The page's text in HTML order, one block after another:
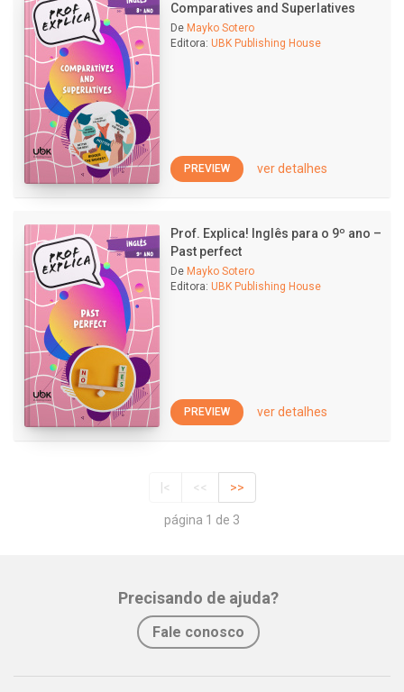
Comparatives and Superlatives
De Mayko Sotero
Editora: UBK Publishing House
PREVIEW ver detalhes
Prof. Explica! Inglês para o 9º ano –
Past perfect
De Mayko Sotero
Editora: UBK Publishing House
PREVIEW ver detalhes
|< << >>
página 1 de 3
Precisando de ajuda?
Fale conosco